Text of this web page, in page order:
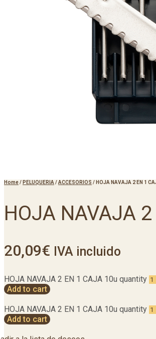
Home/ PELUQUERIA /ACCESORIOS / HOJA NAVAJA 2 EN 1
HOJA NAVAJA
20,09€ IVA incluido
HOJA NAVAJA 2 EN 1 CAJA 10u quantity
Add to cart
HOJA NAVAJA 2 EN 1 CAJA 10u quantity
Add to cart